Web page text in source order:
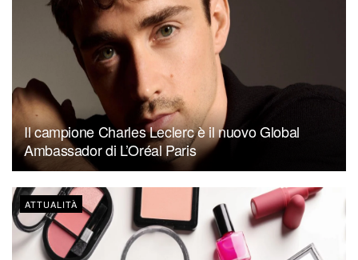
Il campione Charles Leclerc è il nuovo Global
Ambassador di L’Oréal Paris
ATTUALITÀ